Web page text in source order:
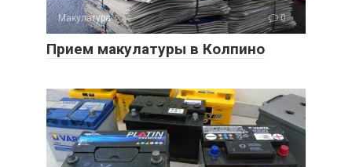
Макулатура 0
Прием макулатуры в Колпино